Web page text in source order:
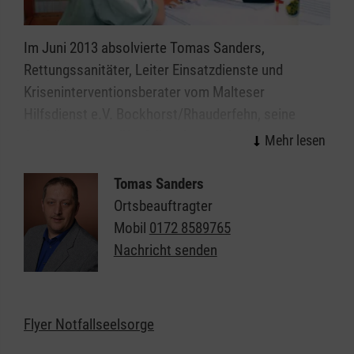
Im Juni 2013 absolvierte Tomas Sanders,
Rettungssanitäter, Leiter Einsatzdienste und
Kriseninterventionsberater vom Malteser
Ausbildung zum 'Notfallseelsorger im Ehrenamt'
Er bringt seine Kenntnisse zukünftig im öffentlichen
Rettungsdienst ein, aber auch in seine
ehrenamtlichen Malteserdienste im Rahmen der
diözesanweiten Notfallvorsorge. Dazu gehören
Tomas Sanders
Ortsbeauftragter
Mobil 0172 8589765
Nachricht senden
Flyer Notfallseelsorge